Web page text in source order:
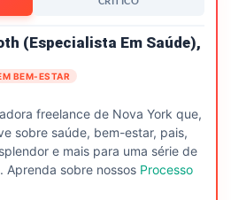
(especialista Em Saúde),
BEM-ESTAR
freelance de Nova York que,
sobre saúde, bem-estar, pais,
e mais para uma série de
. Aprenda sobre nossos Processo